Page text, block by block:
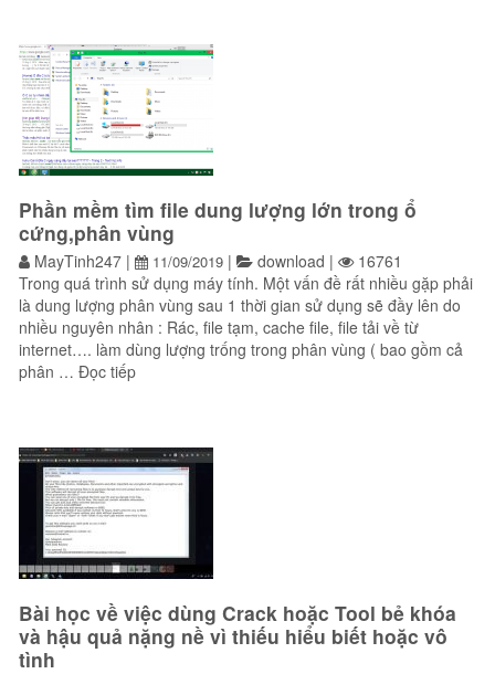
Phần mềm tìm file dung lượng lớn trong ổ
cứng,phân vùng
MayTinh247 | 11/09/2019 | download |
16761
Trong quá trình sử dụng máy tính. Một vấn đề rất nhiều gặp phải
là dung lượng phân vùng sau 1 thời gian sử dụng sẽ đầy lên do
nhiều nguyên nhân : Rác, file tạm, cache file, file tải về từ
internet…. làm dùng lượng trống trong phân vùng ( bao gồm cả
phân … Đọc tiếp“Phần mềm tìm file dung lượng lớn trong ổ
Bài học về việc dùng Crack hoặc Tool bẻ khóa
và hậu quả nặng nề vì thiếu hiểu biết hoặc vô
tình